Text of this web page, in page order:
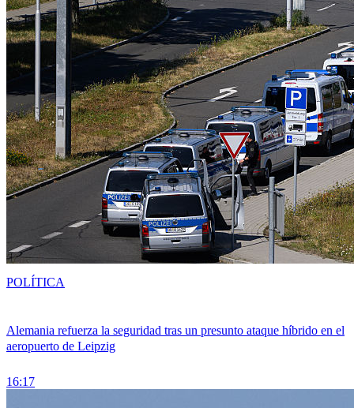
Alemania refuerza la seguridad tras un presunto ataque híbrido en el
aeropuerto de Leipzig
16:17
POLÍTICA